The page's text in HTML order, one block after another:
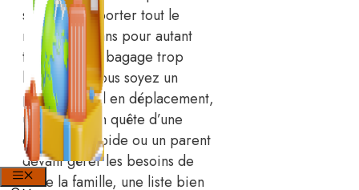
MENU
souhaite emporter tout le
nécessaire sans pour autant
trimballer un bagage trop
lourd. Que vous soyez un
professionnel en déplacement,
un touriste en quête d’une
escapade rapide ou un parent
devant gérer les besoins de
toute la famille, une liste bien